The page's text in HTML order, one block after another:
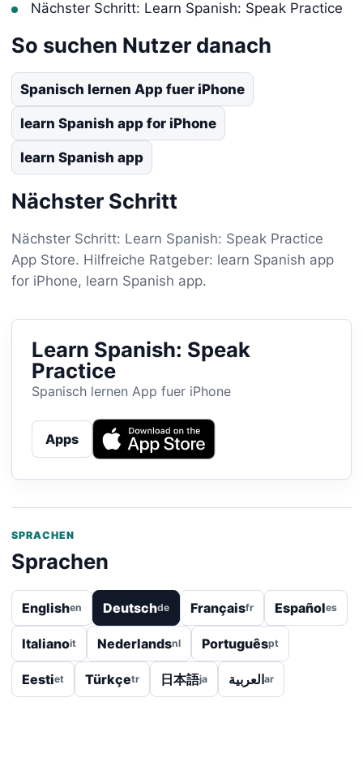
Nächster Schritt: Learn Spanish: Speak Practice
So suchen Nutzer danach
Spanisch lernen App fuer iPhone
learn Spanish app for iPhone
learn Spanish app
Nächster Schritt
Nächster Schritt: Learn Spanish: Speak Practice
App Store. Hilfreiche Ratgeber: learn Spanish app
for iPhone, learn Spanish app.
Learn Spanish: Speak
Practice
Spanisch lernen App fuer iPhone
Apps
SPRACHEN
Sprachen
Englishen Deutschde Françaisfr Españoles
Italianoit Nederlandsnl Portuguêspt
Eestiet Türkçetr 日本語ja العربيةar